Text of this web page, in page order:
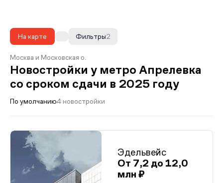
На карте 2
Фильтры
Москва и Московская о.
Новостройки у метро Апрелевка
со сроком сдачи в 2025 году
По умолчанию4 новостройки
Эдельвейс
От 7,2 до 12,0
млн ₽